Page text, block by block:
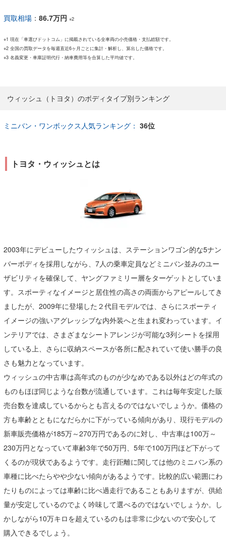
買取相場 ： 86.7万円 ※2
※1 現在「車選びドットコム」に掲載されている全車両の小売価格・支払総額です。
※2 全国の買取データを毎週直近6ヶ月ごとに集計・解析し、算出した価格です。
※3 名義変更・車庫証明代行・納車費用等を合算した平均値です。
ウィッシュ（トヨタ）のボディタイプ別ランキング
ミニバン・ワンボックス人気ランキング： 36位
トヨタ・ウィッシュとは
2003年にデビューしたウィッシュは、ステーションワゴン的な5ナン
バーボディを採用しながら、7人の乗車定員などミニバン並みのユー
ザビリティを確保して、ヤングファミリー層をターゲットとしていま
す。スポーティなイメージと居住性の高さの両面からアピールしてき
ましたが、2009年に登場した２代目モデルでは、さらにスポーティ
イメージの強いアグレッシブな内外装へと生まれ変わっています。イ
ンテリアでは、さまざまなシートアレンジが可能な3列シートを採用
している上、さらに収納スペースが各所に配されていて使い勝手の良
さも魅力となっています。
ウィッシュの中古車は高年式のものが少なめである以外はどの年式の
ものもほぼ同じような台数が流通しています。これは毎年安定した販
売台数を達成しているからとも言えるのではないでしょうか。価格の
方も車齢とともになだらかに下がっている傾向があり、現行モデルの
新車販売価格が185万～270万円であるのに対し、中古車は100万～
230万円となっていて車齢3年で50万円、5年で100万円ほど下がって
くるのが現状であるようです。走行距離に関しては他のミニバン系の
車種に比べたらやや少ない傾向があるようです。比較的広い範囲にわ
たりものによっては車齢に比べ過走行であることもありますが、供給
量が安定しているのでよく吟味して選べるのではないでしょうか。し
かしながら10万キロを超えているのもは非常に少ないので安心して
購入できるでしょう。